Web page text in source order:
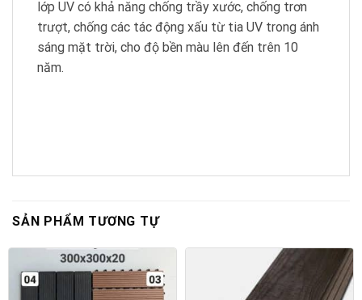
lớp UV có khả năng chống trầy xước, chống trơn
trượt, chống các tác động xấu từ tia UV trong ánh
sáng mặt trời, cho độ bền màu lên đến trên 10
năm.
SẢN PHẨM TƯƠNG TỰ